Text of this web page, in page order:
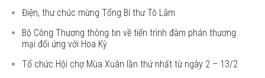
Điện, thư chúc mừng Tổng Bí thư Tô Lâm
Bộ Công Thương thông tin về tiến trình đàm phán thương
mại đối ứng với Hoa Kỳ
Tổ chức Hội chợ Mùa Xuân lần thứ nhất từ ngày 2 – 13/2